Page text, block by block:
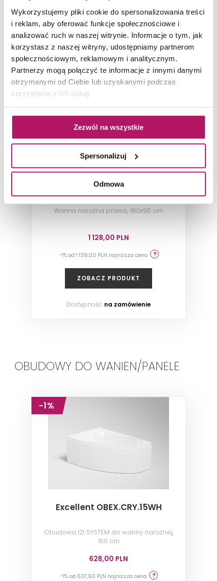
Wykorzystujemy pliki cookie do spersonalizowania treści
i reklam, aby oferować funkcje społecznościowe i
analizować ruch w naszej witrynie. Informacje o tym, jak
korzystasz z naszej witryny, udostępniamy partnerom
społecznościowym, reklamowym i analitycznym.
Partnerzy mogą połączyć te informacje z innymi danymi
otrzymanymi od Ciebie lub uzyskanymi podczas
korzystania z ich usług.
Zezwól na wszystkie
Spersonalizuj
Odmowa
ZOBACZ PRODUKT
Dostępność:na zamówienie
-1%
Excellent Newa Plus
WAEX.NEP16WH
Wanna narożna prawa, 160x95 cm
1 128,00 PLN
-1% od 1 139,00 PLN najniższa cena
ZOBACZ PRODUKT
Dostępność: na zamówienie
OBUDOWY DO WANIEN/PANELE
-1%
Excellent OBEX.CRY.15WH
Obudowa IZI SYSTEM do wanny narożnej,
150 cm
628,00 PLN
-1% od 637,50 PLN najniższa cena